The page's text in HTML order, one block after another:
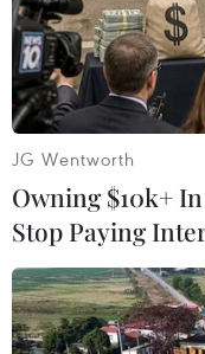
sản xuất chủ yếu
429ha (tăng
8,5%); Đồng
sản lượng
diện tích 762 ha
tấn (tăng 8,8%);
(tăng 44%), sản
Bến Tre diện tích
129.230 tấn (giảm
Một số tỉnh có
JG Wentworth
Owning $10k+
Stop Paying